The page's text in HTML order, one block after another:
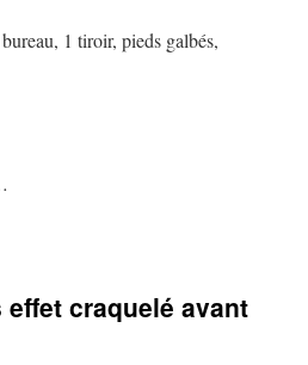
1 tiroir, pieds galbés,
craquelé avant